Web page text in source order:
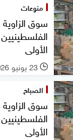
منوعات
سوق
الأولى
l 23 يونيو 2026
الصباح
سوق
الأولى